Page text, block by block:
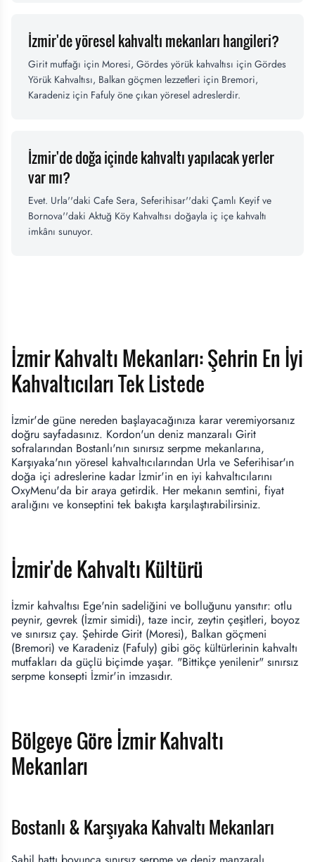
İzmir'de yöresel kahvaltı mekanları hangileri?
Girit mutfağı için Moresi, Gördes yörük kahvaltısı için Gördes
Yörük Kahvaltısı, Balkan göçmen lezzetleri için Bremori,
Karadeniz için Fafuly öne çıkan yöresel adreslerdir.
İzmir'de doğa içinde kahvaltı yapılacak yerler
var mı?
Evet. Urla''daki Cafe Sera, Seferihisar''daki Çamlı Keyif ve
Bornova''daki Aktuğ Köy Kahvaltısı doğayla iç içe kahvaltı
imkânı sunuyor.
İzmir Kahvaltı Mekanları: Şehrin En İyi
Kahvaltıcıları Tek Listede
İzmir'de güne nereden başlayacağınıza karar veremiyorsanız
doğru sayfadasınız. Kordon'un deniz manzaralı Girit
sofralarından Bostanlı'nın sınırsız serpme mekanlarına,
Karşıyaka'nın yöresel kahvaltıcılarından Urla ve Seferihisar'ın
doğa içi adreslerine kadar İzmir'in en iyi kahvaltıcılarını
OxyMenu'da bir araya getirdik. Her mekanın semtini, fiyat
aralığını ve konseptini tek bakışta karşılaştırabilirsiniz.
İzmir'de Kahvaltı Kültürü
İzmir kahvaltısı Ege'nin sadeliğini ve bolluğunu yansıtır: otlu
peynir, gevrek (İzmir simidi), taze incir, zeytin çeşitleri, boyoz
ve sınırsız çay. Şehirde Girit (Moresi), Balkan göçmeni
(Bremori) ve Karadeniz (Fafuly) gibi göç kültürlerinin kahvaltı
mutfakları da güçlü biçimde yaşar. "Bittikçe yenilenir" sınırsız
serpme konsepti İzmir'in imzasıdır.
Bölgeye Göre İzmir Kahvaltı
Mekanları
Bostanlı & Karşıyaka Kahvaltı Mekanları